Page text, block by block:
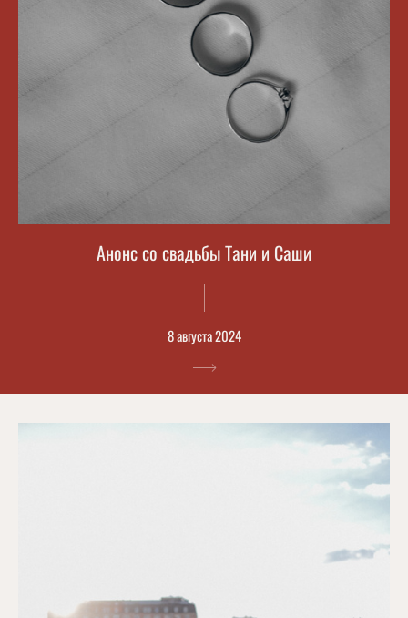
Анонс со свадьбы Тани и Саши
8 августа 2024